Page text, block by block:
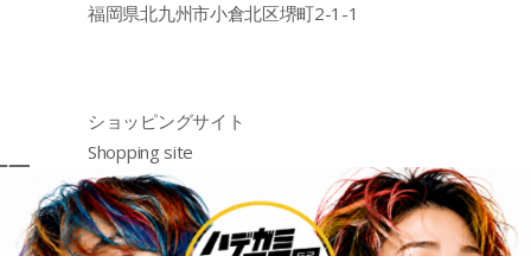
福岡県北九州市小倉北区堺町2-1-1
ショッピングサイト
Shopping site
购物网站
http://emajiny.jp